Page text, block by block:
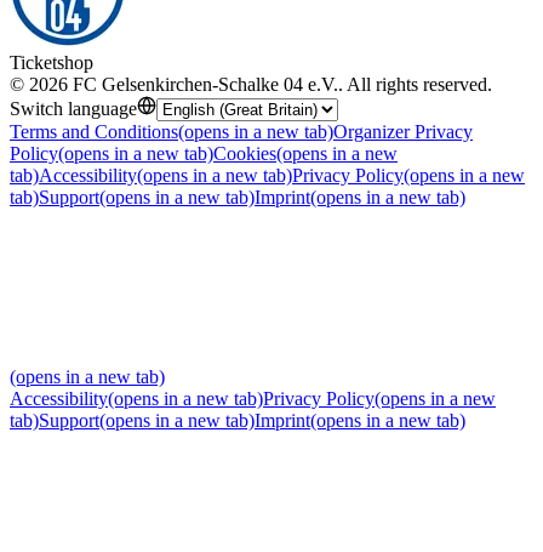
Ticketshop
© 2026 FC Gelsenkirchen-Schalke 04 e.V.. All rights reserved.
Switch language
Terms and Conditions(opens in a new tab)Organizer Privacy
Policy(opens in a new tab)Cookies(opens in a new
tab)Accessibility(opens in a new tab)Privacy Policy(opens in a new
tab)Support(opens in a new tab)Imprint(opens in a new tab)
(opens in a new tab)
Accessibility(opens in a new tab)Privacy Policy(opens in a new
tab)Support(opens in a new tab)Imprint(opens in a new tab)